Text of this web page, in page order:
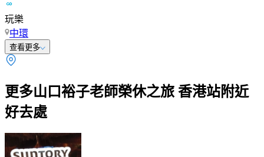
玩樂
中環
查看更多
更多山口裕子老師榮休之旅 香港站附近
好去處